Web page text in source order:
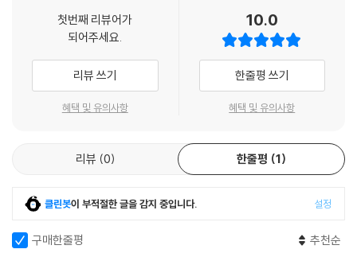
첫번째 리뷰어가
되어주세요.
리뷰 쓰기
혜택 및 유의사항
10.0
한줄평 쓰기
혜택 및 유의사항
리뷰 0 한줄평 1
클린봇이 부적절한 글을 감지 중입니다. 설정
구매한줄평 추천순